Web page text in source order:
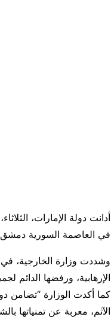
أدانت دولة الإمارات،
في العاصمة السورية
وشددت وزارة الخارجية، في
الإرهابية، ورفضها الدائم
كما أكدت الوزارة “تضامن
الآثم، معربة عن تمنياتها